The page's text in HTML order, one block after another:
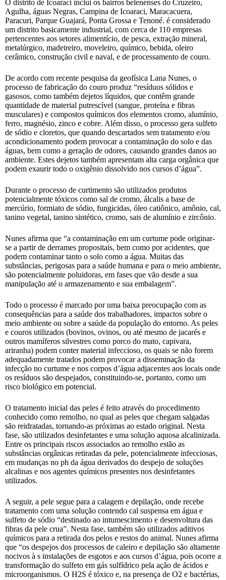
O distrito de Icoaraci inclui os bairros belenenses do Cruzeiro,
Agulha, águas Negras, Campina de Icoaraci, Maracacuera,
Paracuri, Parque Guajará, Ponta Grossa e Tenoné. é considerado
um distrito basicamente industrial, com cerca de 110 empresas
pertencentes aos setores alimentício, de pesca, extração mineral,
metalúrgico, madeireiro, moveleiro, químico, bebida, oleiro
cerâmico, construção civil e naval, e de processamento de couro.
De acordo com recente pesquisa da geofísica Lana Nunes, o
processo de fabricação do couro produz “resíduos sólidos e
gasosos, como também dejetos líquidos, que contêm grande
quantidade de material putrescível (sangue, proteína e fibras
musculares) e compostos químicos dos elementos cromo, alumínio,
ferro, magnésio, zinco e cobre. Além disso, o processo gera sulfeto
de sódio e cloretos, que quando descartados sem tratamento e/ou
acondicionamento podem provocar a contaminação do solo e das
águas, bem como a geração de odores, causando grandes danos ao
ambiente. Estes dejetos também apresentam alta carga orgânica que
podem exaurir todo o oxigênio dissolvido nos cursos d’água”.
Durante o processo de curtimento são utilizados produtos
potencialmente tóxicos como sal de cromo, álcalis a base de
mercúrio, formiato de sódio, fungicidas, óleo catiônico, amônio, cal,
tanino vegetal, tanino sintético, cromo, sais de alumínio e zircônio.
Nunes afirma que “a contaminação em um curtume pode originar-
se a partir de derrames propositais, bem como por acidentes, que
podem contaminar tanto o solo como a água. Muitas das
substâncias, perigosas para a saúde humana e para o meio ambiente,
são potencialmente poluidoras, em fases que vão desde a sua
manipulação até o armazenamento e sua embalagem”.
Todo o processo é marcado por uma baixa preocupação com as
consequências para a saúde dos trabalhadores, impactos sobre o
meio ambiente ou sobre a saúde da população do entorno. As peles
e couros utilizados (bovinos, ovinos, ou até mesmo de jacarés e
outros mamíferos silvestres como porco do mato, capivara,
ariranha) podem conter material infeccioso, os quais se não forem
adequadamente tratados podem provocar a disseminação da
infecção no curtume e nos corpos d’água adjacentes aos locais onde
os resíduos são despejados, constituindo-se, portanto, como um
risco biológico em potencial.
O tratamento inicial das peles é feito através do procedimento
conhecido como remolho, no qual as peles que chegam salgadas
são reidratadas, tornando-as próximas ao estado original. Nesta
fase, são utilizados desinfetantes e uma solução aquosa alcalinizada.
Entre os principais riscos associados ao remolho estão as
substâncias orgânicas retiradas da pele, potencialmente infecciosas,
em mudanças no ph da água derivados do despejo de soluções
alcalinas e nos agentes químicos presentes nos desinfetantes
utilizados.
A seguir, a pele segue para a calagem e depilação, onde recebe
tratamento com uma solução contendo cal suspensa em água e
sulfeto de sódio “destinado ao intumescimento e desenvoltura das
fibras da pele crua”. Nesta fase, também são utilizados aditivos
químicos para a retirada dos pelos e restos do animal. Nunes afirma
que “os despejos dos processos de caleiro e depilação são altamente
nocivos à s instalações de esgotos e aos cursos d’água, pois ocorre a
transformação do sulfeto em gás sulfídrico pela ação de ácidos e
microorganismos. O H2S é tóxico e, na presença de O2 e bactérias,